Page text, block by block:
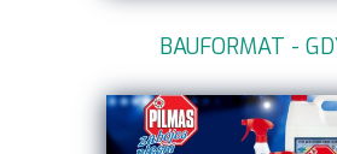
BAUFORMAT -